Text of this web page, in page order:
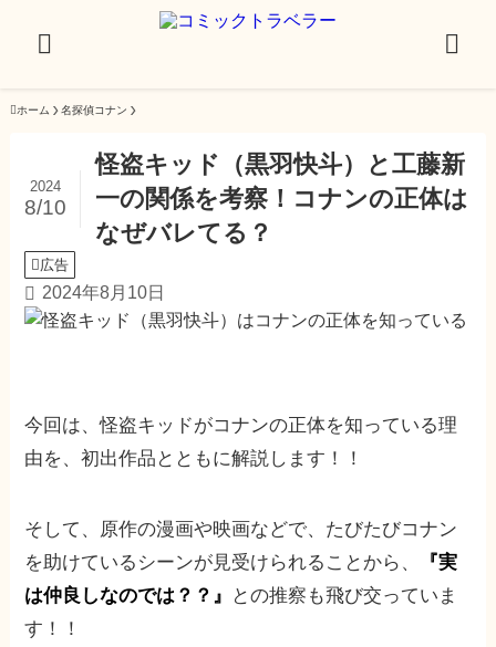
ホーム 名探偵コナン
怪盗キッド（黒羽快斗）と工藤新
一の関係を考察！コナンの正体は
なぜバレてる？
2024
8/10
広告
2024年8月10日
今回は、怪盗キッドがコナンの正体を知っている理
由を、初出作品とともに解説します！！
そして、原作の漫画や映画などで、たびたびコナン
を助けているシーンが見受けられることから、
『実
は仲良しなのでは？？』
との推察も飛び交っていま
す！！